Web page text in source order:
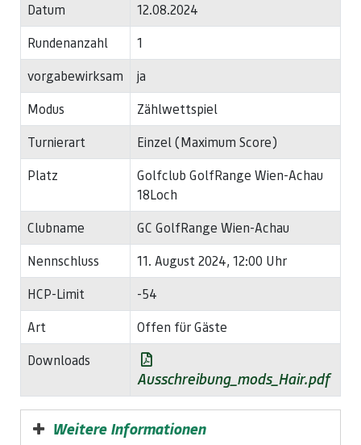
Datum
12.08.2024
Rundenanzahl
1
vorgabewirksam
ja
Modus
Zählwettspiel
Turnierart
Einzel (Maximum Score)
Platz
Golfclub GolfRange Wien-Achau
18Loch
Clubname
GC GolfRange Wien-Achau
Nennschluss
11. August 2024, 12:00 Uhr
HCP-Limit
-54
Art
Offen für Gäste
Downloads
Ausschreibung_mods_Hair.pdf
Weitere Informationen